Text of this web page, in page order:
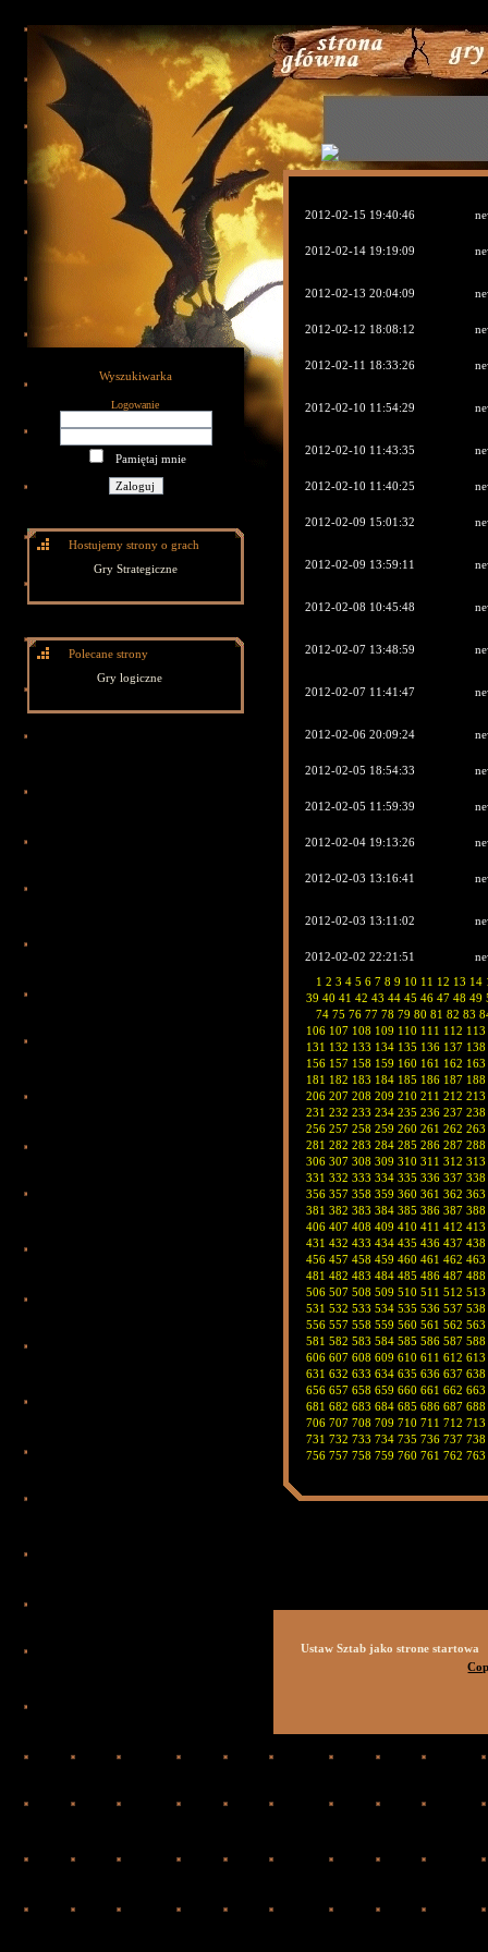
Wyszukiwarka
Logowanie
Pamiętaj mnie
Hostujemy strony o grach
Gry Strategiczne
Polecane strony
Gry logiczne
2012-02-15 19:40:46
2012-02-14 19:19:09
2012-02-13 20:04:09
2012-02-12 18:08:12
2012-02-11 18:33:26
2012-02-10 11:54:29
2012-02-10 11:43:35
2012-02-10 11:40:25
2012-02-09 15:01:32
2012-02-09 13:59:11
2012-02-08 10:45:48
2012-02-07 13:48:59
2012-02-07 11:41:47
2012-02-06 20:09:24
2012-02-05 18:54:33
2012-02-05 11:59:39
2012-02-04 19:13:26
2012-02-03 13:16:41
2012-02-03 13:11:02
2012-02-02 22:21:51
1 2 3 4 5 6 7 8 9 10 11 12 13 14
39 40 41 42 43 44 45 46 47 48 49
74 75 76 77 78 79 80 81 82 83
106 107 108 109 110 111 112 113
131 132 133 134 135 136 137 138
156 157 158 159 160 161 162 163
181 182 183 184 185 186 187 188
206 207 208 209 210 211 212 213
231 232 233 234 235 236 237 238
256 257 258 259 260 261 262 263
281 282 283 284 285 286 287 288
306 307 308 309 310 311 312 313
331 332 333 334 335 336 337 338
356 357 358 359 360 361 362 363
381 382 383 384 385 386 387 388
406 407 408 409 410 411 412 413
431 432 433 434 435 436 437 438
456 457 458 459 460 461 462 463
481 482 483 484 485 486 487 488
506 507 508 509 510 511 512 513
531 532 533 534 535 536 537 538
556 557 558 559 560 561 562 563
581 582 583 584 585 586 587 588
606 607 608 609 610 611 612 613
631 632 633 634 635 636 637 638
656 657 658 659 660 661 662 663
681 682 683 684 685 686 687 688
706 707 708 709 710 711 712 713
731 732 733 734 735 736 737 738
756 757 758 759 760 761 762 763
Ustaw Sztab jako strone startowa